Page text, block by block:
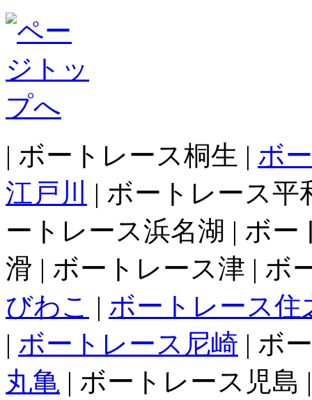
| ボートレース桐生 | ボ
江戸川
| ボートレース平
ートレース浜名湖 | ボ
滑 | ボートレース津 | ボ
びわこ | ボートレース住
| ボートレース尼崎 | ボ
丸亀 | ボートレース児島